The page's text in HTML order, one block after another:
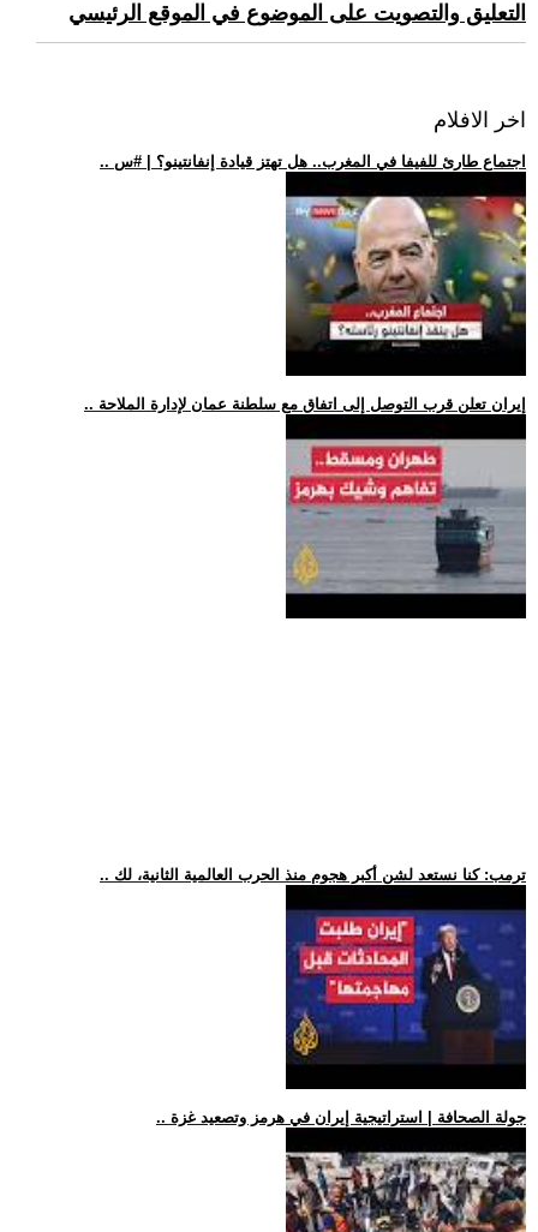
التعليق والتصويت على الموضوع في الموقع الرئيسي
اخر الافلام
.. اجتماع طارئ للفيفا في المغرب.. هل تهتز قيادة إنفانتينو؟ | #س
.. إيران تعلن قرب التوصل إلى اتفاق مع سلطنة عمان لإدارة الملاحة
.. ترمب: كنا نستعد لشن أكبر هجوم منذ الحرب العالمية الثانية، لك
.. جولة الصحافة | استراتيجية إيران في هرمز وتصعيد غزة